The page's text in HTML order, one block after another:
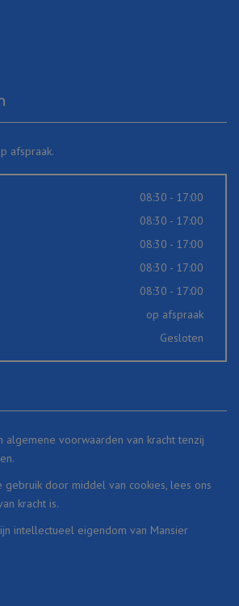
afspraak.
08:30 - 17:00
08:30 - 17:00
08:30 - 17:00
08:30 - 17:00
08:30 - 17:00
op afspraak
Gesloten
algemene voorwaarden van kracht tenzij
gebruik door middel van cookies, lees ons
kracht is.
intellectueel eigendom van Mansier